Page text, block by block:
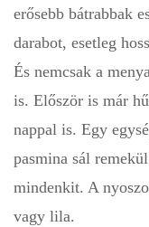
erősebb bátrabbak
darabot, esetleg
És nemcsak a
is. Először is már
nappal is. Egy
pasmina sál
mindenkit. A
vagy lila.